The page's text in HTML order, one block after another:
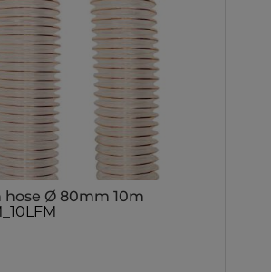
Ø 80mm 10m